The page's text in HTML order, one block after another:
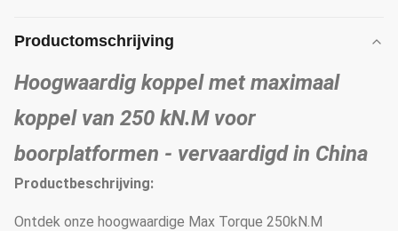
Productomschrijving
Hoogwaardig koppel met maximaal
koppel van 250 kN.M voor
boorplatformen - vervaardigd in China
Productbeschrijving:
Ontdek onze hoogwaardige Max Torque 250kN.M